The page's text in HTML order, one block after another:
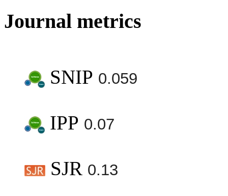
Journal metrics
SNIP 0.059
IPP 0.07
SJR 0.13